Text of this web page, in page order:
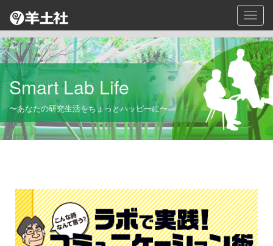
Smart Lab Life
〜あなたの研究生活をちょっとハッピーに〜